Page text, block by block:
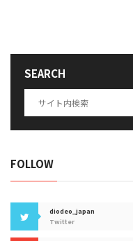
SEARCH
FOLLOW
diodeo_japan
Twitter